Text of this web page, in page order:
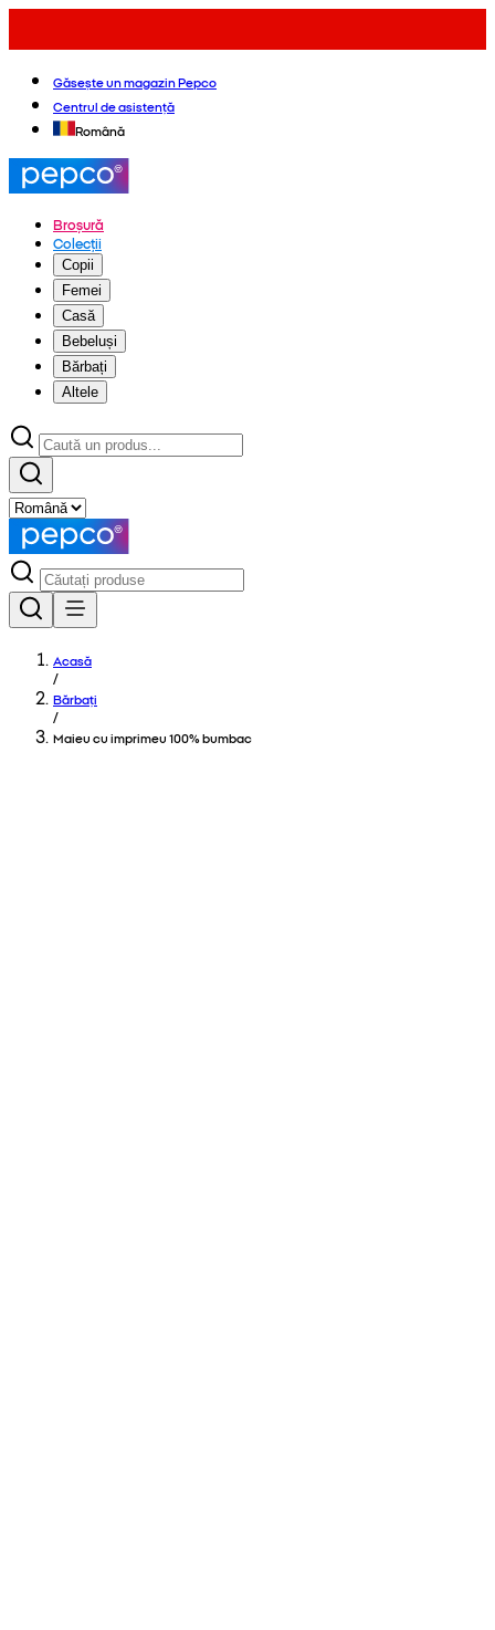
Găsește un magazin Pepco
Centrul de asistență
Română
Broșură
Colecții
Copii
Femei
Casă
Bebeluși
Bărbați
Altele
Acasă
/
Bărbați
/
Maieu cu imprimeu 100% bumbac